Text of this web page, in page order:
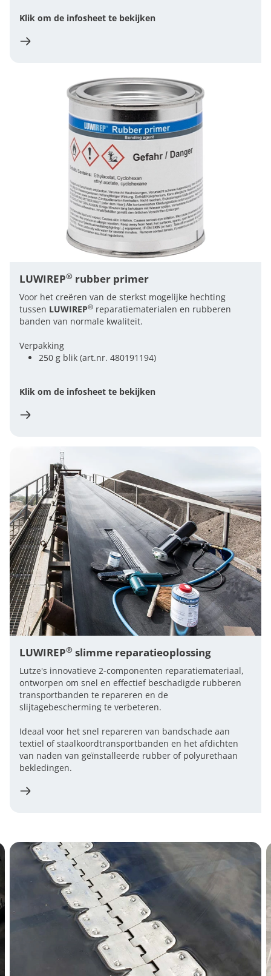
Klik om de infosheet te bekijken
LUWIREP® rubber primer
Voor het creëren van de sterkst mogelijke hechting
tussen LUWIREP® reparatiematerialen en rubberen
banden van normale kwaliteit.
Verpakking
250 g blik (art.nr. 480191194)
Klik om de infosheet te bekijken
LUWIREP® slimme reparatieoplossing
Lutze's innovatieve 2-componenten reparatiemateriaal,
ontworpen om snel en effectief beschadigde rubberen
transportbanden te repareren en de
slijtagebescherming te verbeteren.
Ideaal voor het snel repareren van bandschade aan
textiel of staalkoordtransportbanden en het afdichten
van naden van geïnstalleerde rubber of polyurethaan
bekledingen.